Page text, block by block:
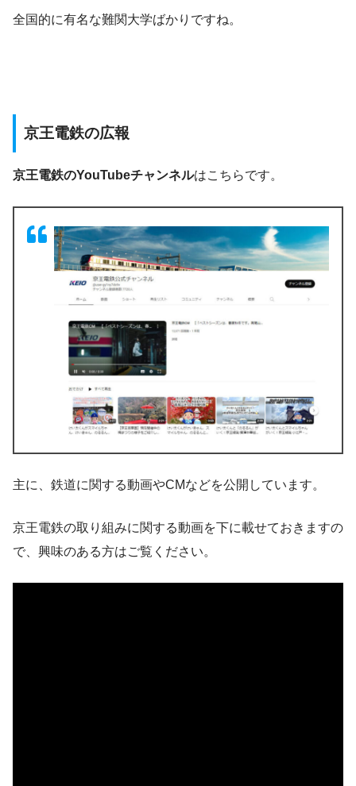
全国的に有名な難関大学ばかりですね。
京王電鉄の広報
京王電鉄のYouTubeチャンネルはこちらです。
主に、鉄道に関する動画やCMなどを公開しています。
京王電鉄の取り組みに関する動画を下に載せておきますの
で、興味のある方はご覧ください。